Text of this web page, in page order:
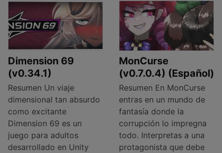
Dimension 69
(v0.34.1)
Resumen Un viaje
dimensional tan absurdo
como excitante
Dimension 69 es un
juego para adultos
desarrollado en Unity
MonCurse
(v0.7.0.4) (Español)
Resumen En MonCurse
entras en un mundo de
fantasía donde la
corrupción lo impregna
todo. Interpretas a una
protagonista que debe